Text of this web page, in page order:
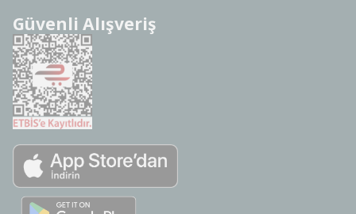
Güvenli Alışveriş